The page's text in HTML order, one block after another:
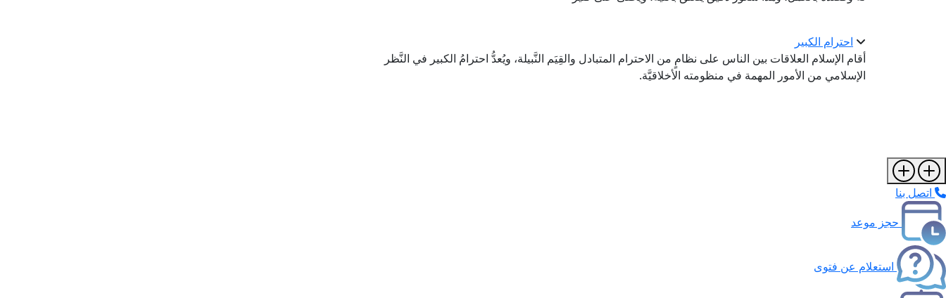
احترام الكبير
أقام الإسلام العلاقات بين الناس على نظامٍ من الاحترام المتبادل والقِيَم النَّبيلة، ويُعدُّ احترامُ الكبير في النَّظر
الإسلامي من الأمور المهمة في منظومته الأخلاقيَّة.
اتصل بنا
حجز موعد
استعلام عن فتوى